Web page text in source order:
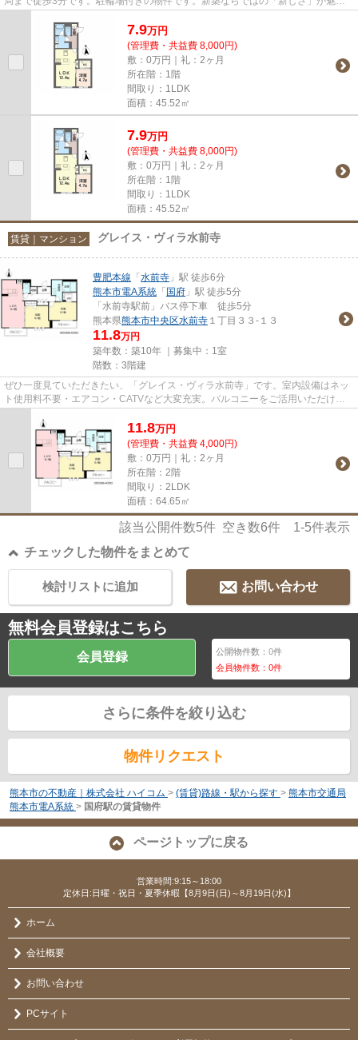
7.9万円
(管理費・共益費 8,000円)
敷：0万円｜礼：2ヶ月
所在階：1階
間取り：1LDK
面積：45.52㎡
7.9万円
(管理費・共益費 8,000円)
敷：0万円｜礼：2ヶ月
所在階：1階
間取り：1LDK
面積：45.52㎡
賃貸｜マンション グレイス・ヴィラ水前寺
豊肥本線 「 水前寺 」駅 徒歩6分
熊本市電A系統 「 国府 」駅 徒歩5分
「水前寺駅前」バス停下車 徒歩5分
熊本県熊本市中央区水前寺 １丁目３３-１３
11.8万円
築年数：築10年 ｜募集中： 1室
階数：3階建
ぜひ一度見ていただきたい、「グレイス・ヴィラ水前寺」です。室内設備はネッ
ト使用料不要・エアコン・CATVなど大変充実。バルコニーをご活用いただけま
11.8万円
(管理費・共益費 4,000円)
敷：0万円｜礼：2ヶ月
所在階：2階
間取り：2LDK
面積：64.65㎡
該当公開件数5件 空き数6件 1-5件表示
チェックした物件をまとめて
お問い合わせ
検討リストに追加
無料会員登録はこちら
会員登録 公開物件数：0件
会員物件数：0件
さらに条件を絞り込む
物件リクエスト
熊本市の不動産｜株式会社 ハイコム > (賃貸)路線・駅から探す > 熊本市交通局
熊本市電A系統 > 国府駅の賃貸物件
ページトップに戻る
営業時間:9:15～18:00
定休日:日曜・祝日・夏季休暇【8月9日(日)～8月19日(水)】
ホーム
会社概要
お問い合わせ
PCサイト